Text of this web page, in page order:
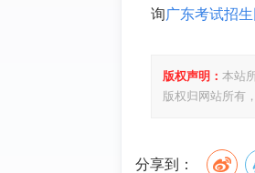
询广东考试招生
版权声明： 本站
版权归网站所有
分享到：